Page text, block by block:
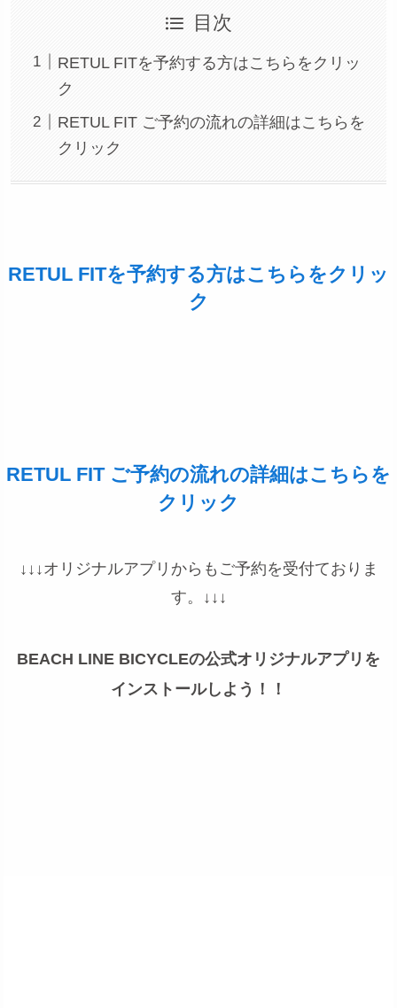
目次
RETUL FITを予約する方はこちらをクリッ
ク
RETUL FIT ご予約の流れの詳細はこちらを
クリック
RETUL FITを予約する方はこちらをクリッ
ク
RETUL FIT ご予約の流れの詳細はこちらを
クリック
↓↓↓オリジナルアプリからもご予約を受付ておりま
す。↓↓↓
BEACH LINE BICYCLEの公式オリジナルアプリを
インストールしよう！！